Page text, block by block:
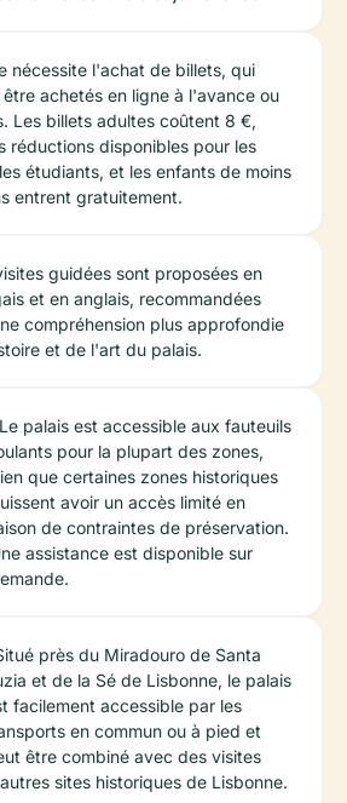
nécessite l'achat de billets, qui
achetés en ligne à l'avance ou
Les billets adultes coûtent 8 €,
réductions disponibles pour les
étudiants, et les enfants de moins
entrent gratuitement.
guidées sont proposées en
et en anglais, recommandées
compréhension plus approfondie
et de l'art du palais.
palais est accessible aux fauteuils
pour la plupart des zones,
que certaines zones historiques
avoir un accès limité en
de contraintes de préservation.
assistance est disponible sur
près du Miradouro de Santa
et de la Sé de Lisbonne, le palais
facilement accessible par les
en commun ou à pied et
être combiné avec des visites
sites historiques de Lisbonne.